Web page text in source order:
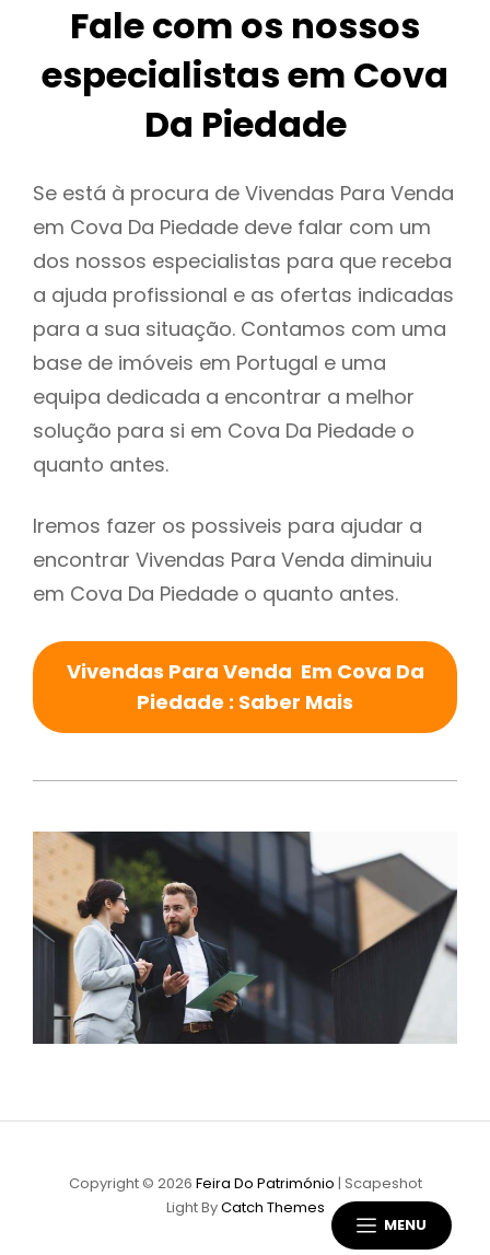
MENU
Fale com os nossos
especialistas em Cova
Da Piedade
Se está à procura de Vivendas Para Venda
em Cova Da Piedade deve falar com um
dos nossos especialistas para que receba
a ajuda profissional e as ofertas indicadas
para a sua situação. Contamos com uma
base de imóveis em Portugal e uma
equipa dedicada a encontrar a melhor
solução para si em Cova Da Piedade o
quanto antes.
Iremos fazer os possiveis para ajudar a
encontrar Vivendas Para Venda diminuiu
em Cova Da Piedade o quanto antes.
Vivendas Para Venda Em Cova Da
Piedade : Saber Mais
Copyright © 2026 Feira Do Património | Scapeshot
Light ByCatch Themes